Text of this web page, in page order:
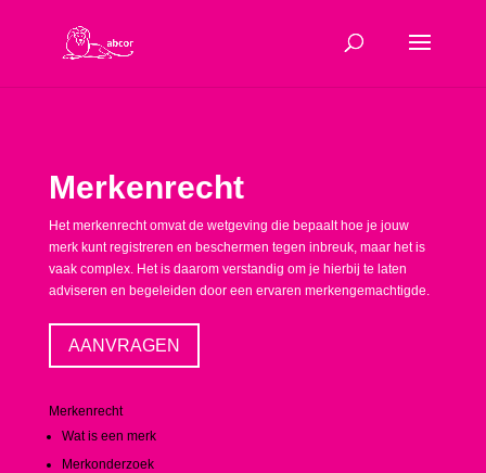
Merkenrecht
Het merkenrecht omvat de wetgeving die bepaalt hoe je jouw
merk kunt registreren en beschermen tegen inbreuk, maar het is
vaak complex. Het is daarom verstandig om je hierbij te laten
adviseren en begeleiden door een ervaren merkengemachtigde.
AANVRAGEN
Merkenrecht
Wat is een merk
Merkonderzoek